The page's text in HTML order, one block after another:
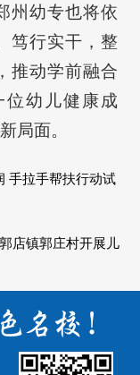
州幼专也将依
笃行实干，整
推动学前融合
幼儿健康成
局面。
手拉手帮扶行动试
店镇郭庄村开展儿